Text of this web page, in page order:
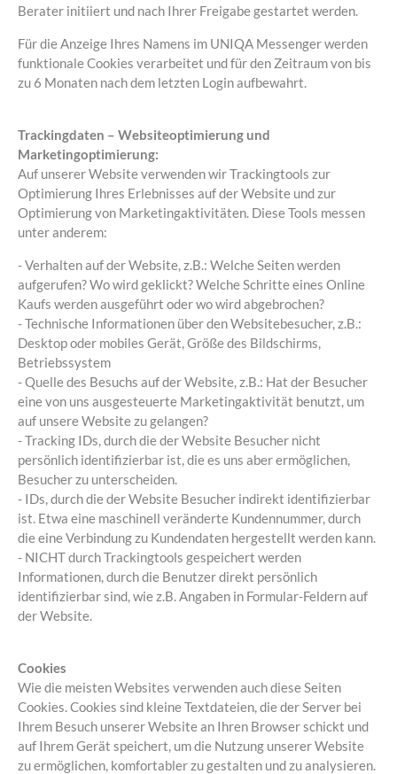
Berater initiiert und nach Ihrer Freigabe gestartet werden.
Für die Anzeige Ihres Namens im UNIQA Messenger werden
funktionale Cookies verarbeitet und für den Zeitraum von bis
zu 6 Monaten nach dem letzten Login aufbewahrt.
Trackingdaten – Websiteoptimierung und
Marketingoptimierung:
Auf unserer Website verwenden wir Trackingtools zur
Optimierung Ihres Erlebnisses auf der Website und zur
Optimierung von Marketingaktivitäten. Diese Tools messen
unter anderem:
- Verhalten auf der Website, z.B.: Welche Seiten werden
aufgerufen? Wo wird geklickt? Welche Schritte eines Online
Kaufs werden ausgeführt oder wo wird abgebrochen?
- Technische Informationen über den Websitebesucher, z.B.:
Desktop oder mobiles Gerät, Größe des Bildschirms,
Betriebssystem
- Quelle des Besuchs auf der Website, z.B.: Hat der Besucher
eine von uns ausgesteuerte Marketingaktivität benutzt, um
auf unsere Website zu gelangen?
- Tracking IDs, durch die der Website Besucher nicht
persönlich identifizierbar ist, die es uns aber ermöglichen,
Besucher zu unterscheiden.
- IDs, durch die der Website Besucher indirekt identifizierbar
ist. Etwa eine maschinell veränderte Kundennummer, durch
die eine Verbindung zu Kundendaten hergestellt werden kann.
- NICHT durch Trackingtools gespeichert werden
Informationen, durch die Benutzer direkt persönlich
identifizierbar sind, wie z.B. Angaben in Formular-Feldern auf
der Website.
Cookies
Wie die meisten Websites verwenden auch diese Seiten
Cookies. Cookies sind kleine Textdateien, die der Server bei
Ihrem Besuch unserer Website an Ihren Browser schickt und
auf Ihrem Gerät speichert, um die Nutzung unserer Website
zu ermöglichen, komfortabler zu gestalten und zu analysieren.